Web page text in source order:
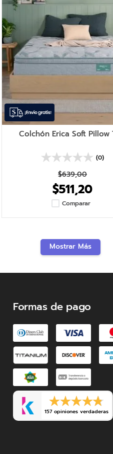
Colchón Erica Soft Pillow
(0)
$639,00
$511,20
Comparar
Mostrar Más
Formas de pago
157 opiniones verdaderas